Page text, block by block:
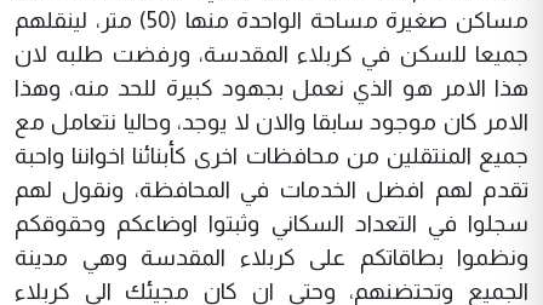
مساكن صغيرة مساحة الواحدة منها (50) متر، لينقلهم
جميعا للسكن في كربلاء المقدسة، ورفضت طلبه لان
هذا الامر هو الذي نعمل بجهود كبيرة للحد منه، وهذا
الامر كان موجود سابقا والان لا يوجد، وحاليا نتعامل مع
جميع المنتقلين من محافظات اخرى كأبنائنا اخواننا واحبة
تقدم لهم افضل الخدمات في المحافظة، ونقول لهم
سجلوا في التعداد السكاني وثبتوا اوضاعكم وحقوقكم
ونظموا بطاقاتكم على كربلاء المقدسة وهي مدينة
الجميع وتحتضنهم، وحتى ان كان مجيئك الى كربلاء